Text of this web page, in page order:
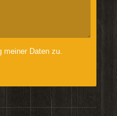
Daten zu.